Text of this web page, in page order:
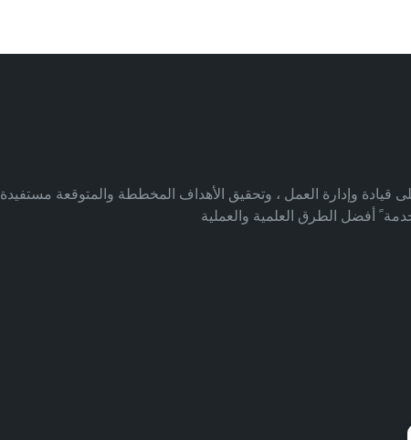
قيادة وإدارة العمل ، وتحقيق الأهداف المخططة والمتوقعة مستفيدة
أفضل الطرق العلمية والعملية